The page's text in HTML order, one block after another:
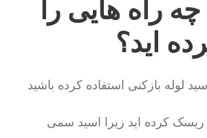
راه هایی را
اید؟
لوله بازکنی استفاده کرده باشید
ریسک کرده اید زیرا اسید سمی